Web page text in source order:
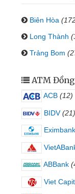
Biên Hòa
Long Thành
Trảng Bom
ATM
ACB (12)
BIDV (21)
Eximbank
ABBank
Viet